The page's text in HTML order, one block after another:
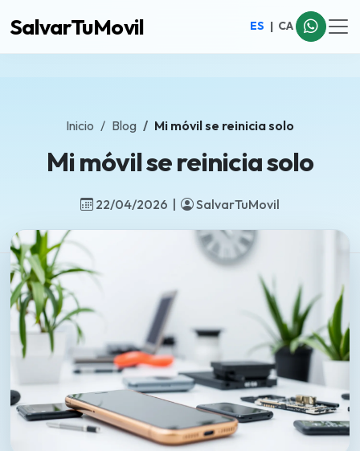
SalvarTuMovil ES | CA
Inicio Blog Mi móvil se reinicia solo
Mi móvil se reinicia solo
22/04/2026 | SalvarTuMovil